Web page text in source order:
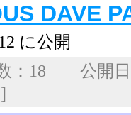
DAVE
に公開
数：18 公開
]